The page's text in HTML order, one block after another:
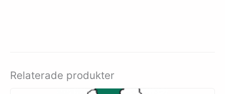
Relaterade produkter